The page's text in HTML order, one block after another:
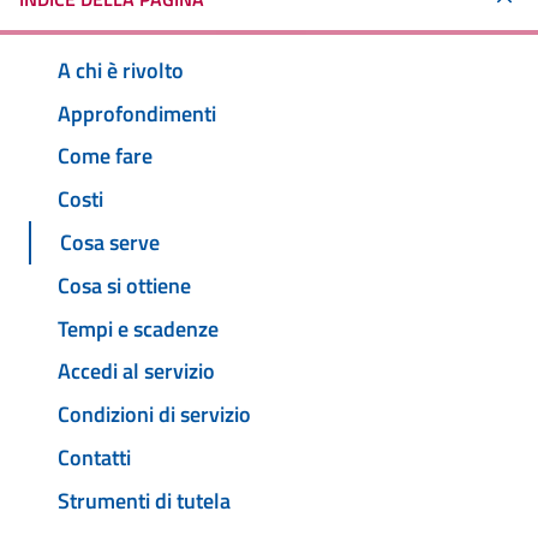
A chi è rivolto
Approfondimenti
Come fare
Costi
Cosa serve
Cosa si ottiene
Tempi e scadenze
Accedi al servizio
Condizioni di servizio
Contatti
Strumenti di tutela